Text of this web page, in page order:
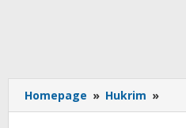
Homepage » Hukrim »
NTT